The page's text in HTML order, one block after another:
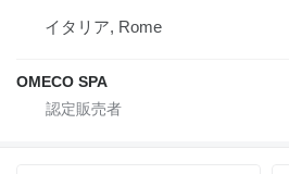
イタリア, Rome
OMECO SPA